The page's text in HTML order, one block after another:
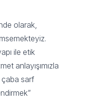
olarak,
ile etik
anlayışımızla
sarf